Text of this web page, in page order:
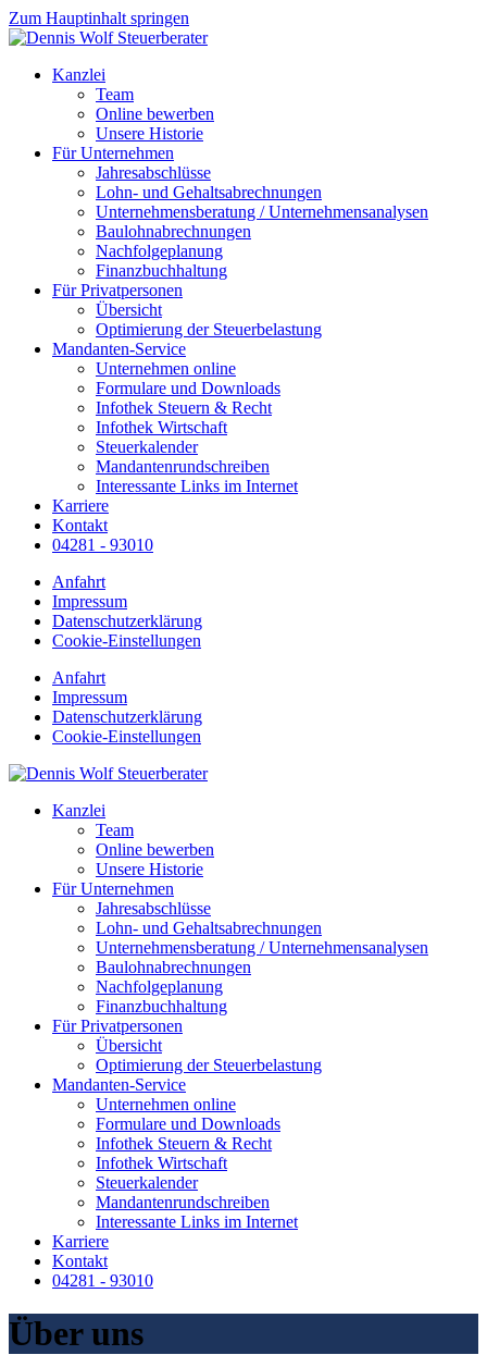
Zum Hauptinhalt springen
Kanzlei
Team
Online bewerben
Unsere Historie
Für Unternehmen
Jahresabschlüsse
Lohn- und Gehaltsabrechnungen
Unternehmensberatung / Unternehmensanalysen
Baulohnabrechnungen
Nachfolgeplanung
Finanzbuchhaltung
Für Privatpersonen
Übersicht
Optimierung der Steuerbelastung
Mandanten-Service
Unternehmen online
Formulare und Downloads
Infothek Steuern & Recht
Infothek Wirtschaft
Steuerkalender
Mandantenrundschreiben
Interessante Links im Internet
Karriere
Kontakt
04281 - 93010
Anfahrt
Impressum
Datenschutzerklärung
Cookie-Einstellungen
Anfahrt
Impressum
Datenschutzerklärung
Cookie-Einstellungen
Kanzlei
Team
Online bewerben
Unsere Historie
Für Unternehmen
Jahresabschlüsse
Lohn- und Gehaltsabrechnungen
Unternehmensberatung / Unternehmensanalysen
Baulohnabrechnungen
Nachfolgeplanung
Finanzbuchhaltung
Für Privatpersonen
Übersicht
Optimierung der Steuerbelastung
Mandanten-Service
Unternehmen online
Formulare und Downloads
Infothek Steuern & Recht
Infothek Wirtschaft
Steuerkalender
Mandantenrundschreiben
Interessante Links im Internet
Karriere
Kontakt
04281 - 93010
Über uns